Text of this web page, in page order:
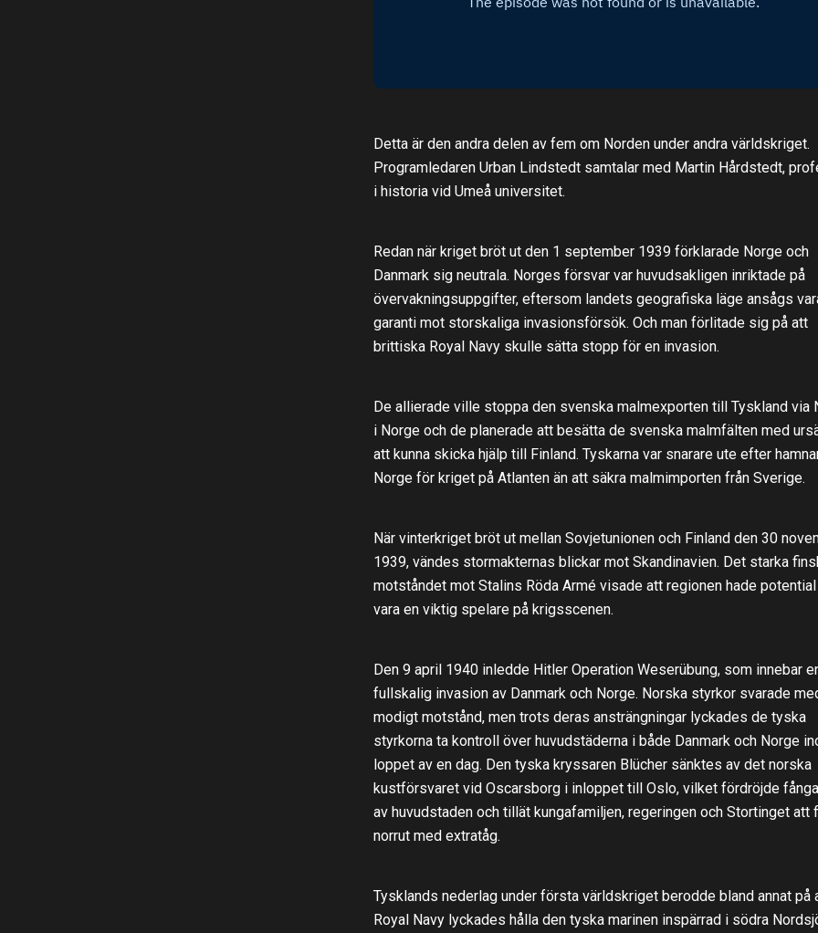
Detta är den andra delen av fem om Norden under andra världskriget.
Programledaren Urban Lindstedt samtalar med Martin Hårdstedt,
i historia vid Umeå universitet.
Redan när kriget bröt ut den 1 september 1939 förklarade Norge och
Danmark sig neutrala. Norges försvar var huvudsakligen inriktade på
övervakningsuppgifter, eftersom landets geografiska läge ansågs
garanti mot storskaliga invasionsförsök. Och man förlitade sig på att
brittiska Royal Navy skulle sätta stopp för en invasion.
De allierade ville stoppa den svenska malmexporten till Tyskland via
i Norge och de planerade att besätta de svenska malmfälten med
att kunna skicka hjälp till Finland. Tyskarna var snarare ute efter
Norge för kriget på Atlanten än att säkra malmimporten från Sverige.
När vinterkriget bröt ut mellan Sovjetunionen och Finland den 30
1939, vändes stormakternas blickar mot Skandinavien. Det starka
motståndet mot Stalins Röda Armé visade att regionen hade
vara en viktig spelare på krigsscenen.
Den 9 april 1940 inledde Hitler Operation Weserübung, som innebar
fullskalig invasion av Danmark och Norge. Norska styrkor svarade
modigt motstånd, men trots deras ansträngningar lyckades de tyska
styrkorna ta kontroll över huvudstäderna i både Danmark och Norge
loppet av en dag. Den tyska kryssaren Blücher sänktes av det norska
kustförsvaret vid Oscarsborg i inloppet till Oslo, vilket fördröjde
av huvudstaden och tillät kungafamiljen, regeringen och Stortinget att
norrut med extratåg.
Tysklands nederlag under första världskriget berodde bland annat på
Royal Navy lyckades hålla den tyska marinen inspärrad i södra